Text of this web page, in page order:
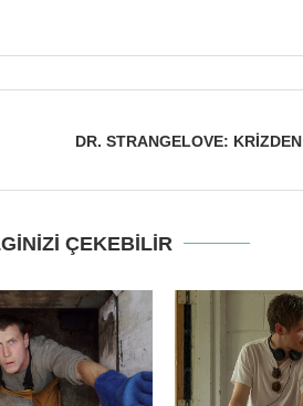
DR. STRANGELOVE:
ÇEKEBILIR